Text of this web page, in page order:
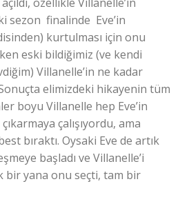
sezon finalinde Eve’in
kurtulması için onu
eski bildiğimiz (ve kendi
Villanelle’in ne kadar
elimizdeki hikayenin tüm
boyu Villanelle hep Eve’in
çalışıyordu, ama
bıraktı. Oysaki Eve de artık
başladı ve Villanelle’i
bir yana onu seçti, tam bir